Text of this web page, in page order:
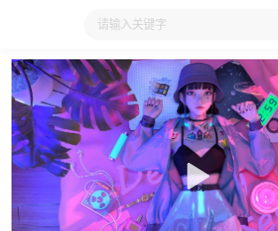
大家在看 日本动漫 国产动漫 欧